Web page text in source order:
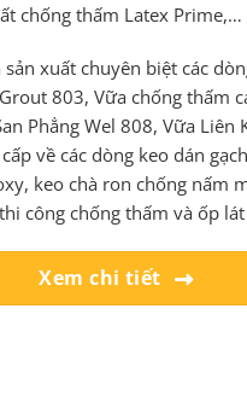
chống thấm Latex Prime,…
sản xuất chuyên biệt các
803, Vữa chống thấm
Phẳng Wel 808, Vữa
về các dòng keo dán
keo chà ron chống nấm
công chống thấm và ốp
Xem chi tiết